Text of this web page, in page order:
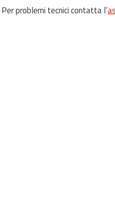
Per problemi tecnici contatta l’